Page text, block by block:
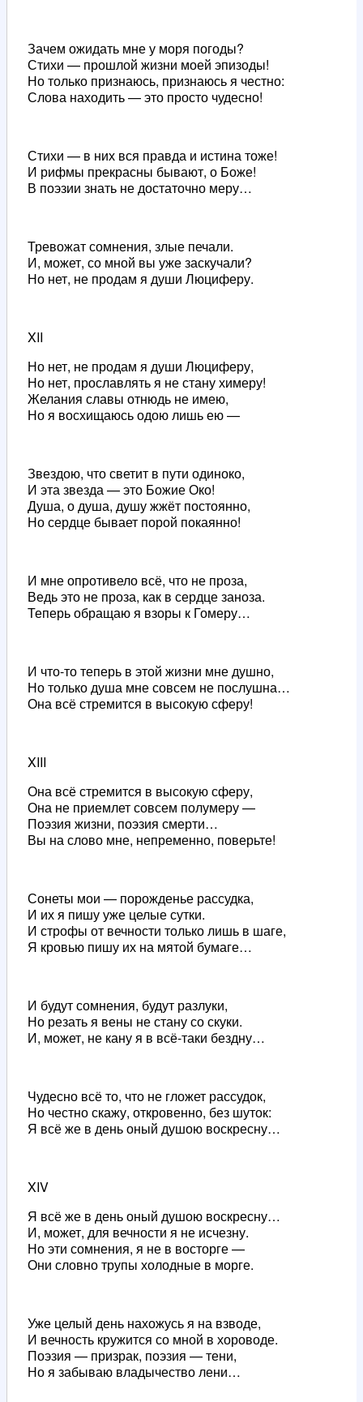
Зачем ожидать мне у моря погоды?
Стихи — прошлой жизни моей эпизоды!
Но только признаюсь, признаюсь я честно:
Слова находить — это просто чудесно!
Стихи — в них вся правда и истина тоже!
И рифмы прекрасны бывают, о Боже!
В поэзии знать не достаточно меру…
Тревожат сомнения, злые печали.
И, может, со мной вы уже заскучали?
Но нет, не продам я души Люциферу.
XII
Но нет, не продам я души Люциферу,
Но нет, прославлять я не стану химеру!
Желания славы отнюдь не имею,
Но я восхищаюсь одою лишь ею —
Звездою, что светит в пути одиноко,
И эта звезда — это Божие Око!
Душа, о душа, душу жжёт постоянно,
Но сердце бывает порой покаянно!
И мне опротивело всё, что не проза,
Ведь это не проза, как в сердце заноза.
Теперь обращаю я взоры к Гомеру…
И что-то теперь в этой жизни мне душно,
Но только душа мне совсем не послушна…
Она всё стремится в высокую сферу!
XIII
Она всё стремится в высокую сферу,
Она не приемлет совсем полумеру —
Поэзия жизни, поэзия смерти…
Вы на слово мне, непременно, поверьте!
Сонеты мои — порожденье рассудка,
И их я пишу уже целые сутки.
И строфы от вечности только лишь в шаге,
Я кровью пишу их на мятой бумаге…
И будут сомнения, будут разлуки,
Но резать я вены не стану со скуки.
И, может, не кану я в всё-таки бездну…
Чудесно всё то, что не гложет рассудок,
Но честно скажу, откровенно, без шуток:
Я всё же в день оный душою воскресну…
XIV
Я всё же в день оный душою воскресну…
И, может, для вечности я не исчезну.
Но эти сомнения, я не в восторге —
Они словно трупы холодные в морге.
Уже целый день нахожусь я на взводе,
И вечность кружится со мной в хороводе.
Поэзия — призрак, поэзия — тени,
Но я забываю владычество лени…